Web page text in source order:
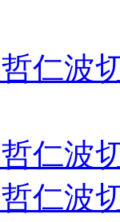
仁波
仁波
仁波